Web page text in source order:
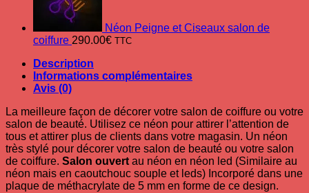
Néon Peigne et Ciseaux salon de
coiffure 290.00€ TTC
Description
Informations complémentaires
Avis (0)
La meilleure façon de décorer votre salon de coiffure ou votre
salon de beauté. Utilisez ce néon pour attirer l’attention de
tous et attirer plus de clients dans votre magasin. Un néon
très stylé pour décorer votre salon de beauté ou votre salon
de coiffure. Salon ouvert au néon en néon led (Similaire au
néon mais en caoutchouc souple et leds) Incorporé dans une
plaque de méthacrylate de 5 mm en forme de ce design.